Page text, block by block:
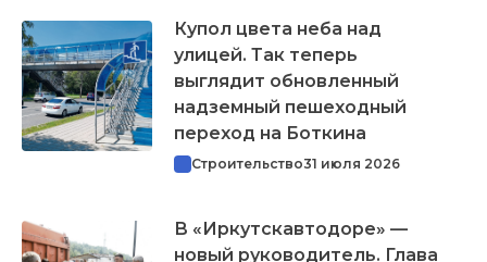
Купол цвета неба над
улицей. Так теперь
выглядит обновленный
надземный пешеходный
переход на Боткина
Строительство31 июля 2026
В «Иркутскавтодоре» —
новый руководитель. Глава